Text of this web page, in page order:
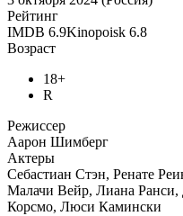
Рейтинг
IMDB 6.9Kinopoisk 6.8
Возраст
18+
R
Режиссер
Аарон Шимберг
Актеры
Себастиан Стэн, Ренате
Малачи Вейр, Лиана
Корсмо, Люси Камински